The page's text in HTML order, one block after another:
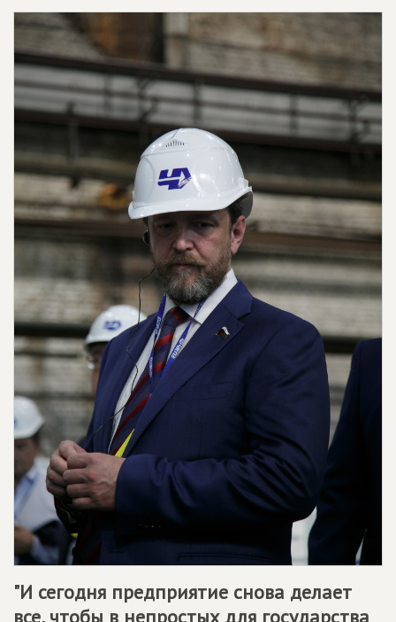
"И сегодня предприятие снова делает
все, чтобы в непростых для государства